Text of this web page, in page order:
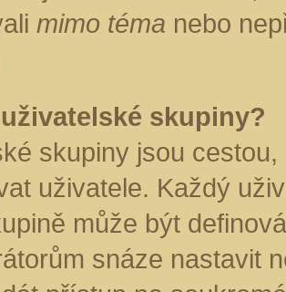
mimo téma nebo
skupiny?
skupiny jsou
uživatele. Každý
může být
snáze nastavit